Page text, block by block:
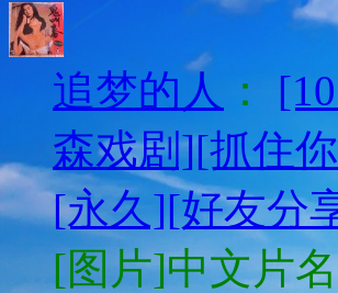
追梦的人 ：
森戏剧][抓住
[永久][好友分
[图片]中文片